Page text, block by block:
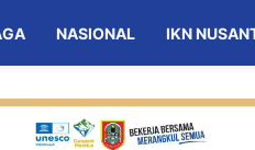
NASIONAL IKN